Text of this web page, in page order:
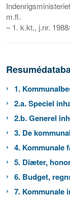
m.fl.
– 1. k.kt., j.nr.
1.
2.a. Speciel
2.b. Generel
3. De
4. Kommunale
5. Diæter,
6. Budget,
7. Kommunale